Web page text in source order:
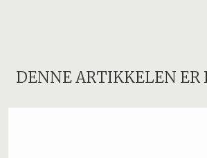
DENNE ARTIKKELEN ER